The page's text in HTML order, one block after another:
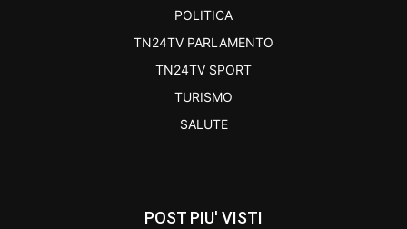
POLITICA
TN24TV PARLAMENTO
TN24TV SPORT
TURISMO
SALUTE
POST PIU' VISTI